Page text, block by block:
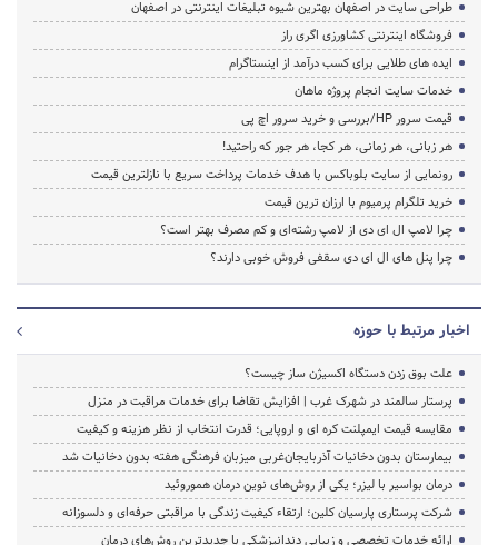
طراحی سایت در اصفهان بهترین شیوه تبلیغات اینترنتی در اصفهان
فروشگاه اینترنتی کشاورزی اگری راز
ایده های طلایی برای کسب درآمد از اینستاگرام
خدمات سایت انجام پروژه ماهان
قیمت سرور HP/بررسی و خرید سرور اچ پی
هر زبانی، هر زمانی، هر کجا، هر جور که راحتید!
رونمایی از سایت بلوباکس با هدف خدمات پرداخت سریع با نازلترین قیمت
خرید تلگرام پرمیوم با ارزان ترین قیمت
چرا لامپ ال ای دی از لامپ رشته‌ای و کم مصرف بهتر است؟
چرا پنل های ال ای دی سقفی فروش خوبی دارند؟
اخبار مرتبط با حوزه
علت بوق زدن دستگاه اکسیژن ساز چیست؟
پرستار سالمند در شهرک غرب | افزایش تقاضا برای خدمات مراقبت در منزل
مقایسه قیمت ایمپلنت کره ای و اروپایی؛ قدرت انتخاب از نظر هزینه و کیفیت
بیمارستان بدون دخانیات آذربایجان‌غربی میزبان فرهنگی هفته بدون دخانیات شد
درمان بواسیر با لیزر؛ یکی از روش‌های نوین درمان هموروئید
شرکت پرستاری پارسیان کلین؛ ارتقاء کیفیت زندگی با مراقبتی حرفه‌ای و دلسوزانه
ارائه خدمات تخصصی و زیبایی دندانپزشکی با جدیدترین روش‌های درمان